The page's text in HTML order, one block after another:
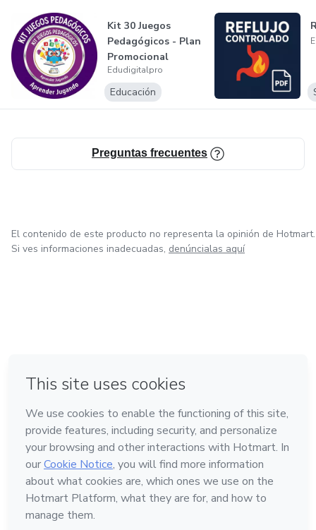
Kit 30 Juegos
Pedagógicos - Plan
Promocional
Edudigitalpro
Educación
Preguntas frecuentes
El contenido de este producto no representa la opinión de Hotmart.
Si ves informaciones inadecuadas, denúncialas aquí
Hecho con❤ en Ciudad de México
Conoce Hotmart
Idioma
Español